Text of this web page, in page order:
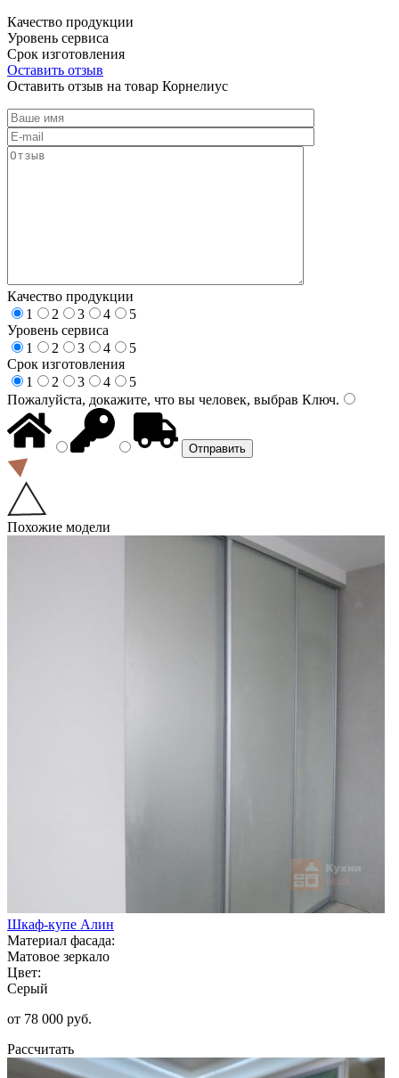
Качество продукции
Уровень сервиса
Срок изготовления
Оставить отзыв
Оставить отзыв на товар Корнелиус
Качество продукции
1
2 3 4
5
Уровень сервиса
1
2 3 4
5
Срок изготовления
1
2 3 4
5
Пожалуйста, докажите, что вы человек, выбрав Ключ.
Похожие модели
Шкаф-купе Алин
Материал фасада:
Матовое зеркало
Цвет:
Серый
от 78 000 руб.
Рассчитать